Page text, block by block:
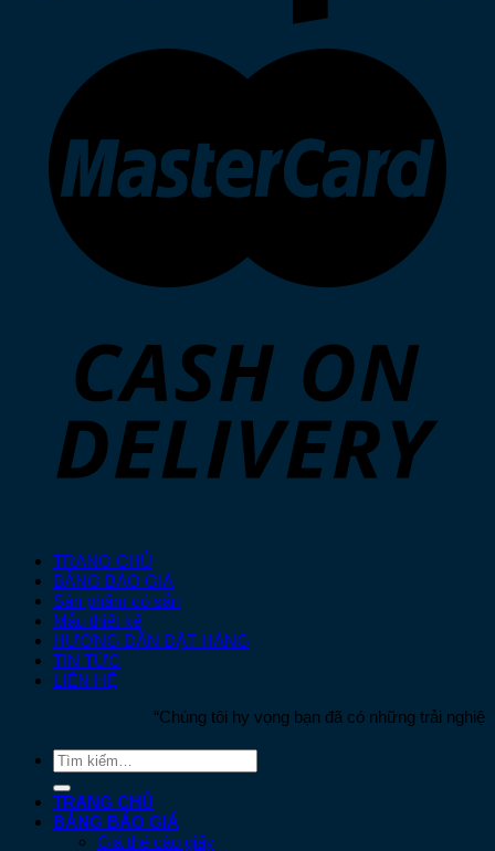
TRANG CHỦ
BẢNG BÁO GIÁ
Sản phẩm có sẵn
Mẫu thiết kế
HƯỚNG DẪN ĐẶT HÀNG
TIN TỨC
LIÊN HỆ
“Chúng tôi hy vọng bạn đã có những trải
Tìm
kiếm:
TRANG CHỦ
BẢNG BÁO GIÁ
Giá thẻ cào giấy